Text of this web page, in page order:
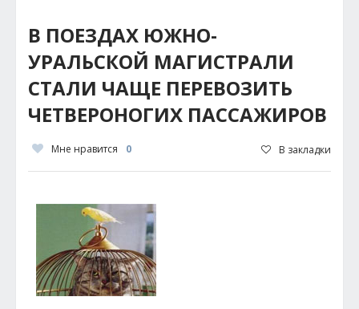
В ПОЕЗДАХ ЮЖНО-
УРАЛЬСКОЙ МАГИСТРАЛИ
СТАЛИ ЧАЩЕ ПЕРЕВОЗИТЬ
ЧЕТВЕРОНОГИХ ПАССАЖИРОВ
Мне нравится 0 В закладки